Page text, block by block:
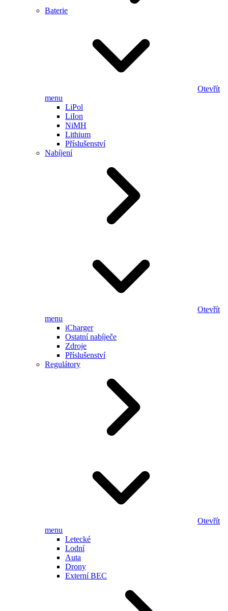
Baterie
Otevřít
menu
LiPol
LiIon
NiMH
Lithium
Příslušenství
Nabíjení
Otevřít
menu
iCharger
Ostatní nabíječe
Zdroje
Příslušenství
Regulátory
Otevřít
menu
Letecké
Lodní
Auta
Drony
Externí BEC